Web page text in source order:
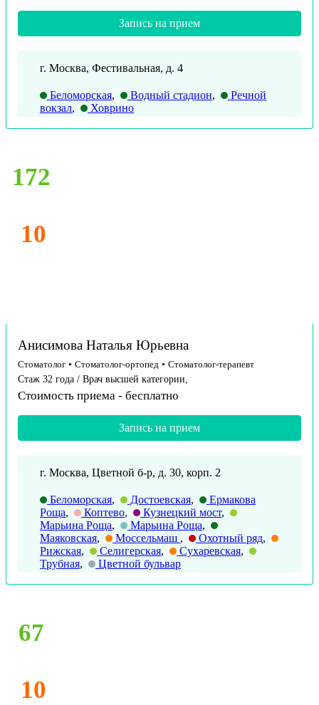
Запись на прием
г. Москва, Фестивальная, д. 4
Беломорская, Водный стадион,
Речной
вокзал, Ховрино
172
10
Анисимова Наталья Юрьевна
Стоматолог • Стоматолог-ортопед • Стоматолог-терапевт
Стаж 32 года / Врач высшей категории,
Стоимость приема - бесплатно
Запись на прием
г. Москва, Цветной б-р, д. 30, корп. 2
Беломорская, Достоевская,
Ермакова
Роща, Коптево, Кузнецкий мост,
Марьина Роща, Марьина Роща,
Маяковская, Моссельмаш , Охотный ряд,
Рижская, Селигерская, Сухаревская,
Трубная, Цветной бульвар
67
10